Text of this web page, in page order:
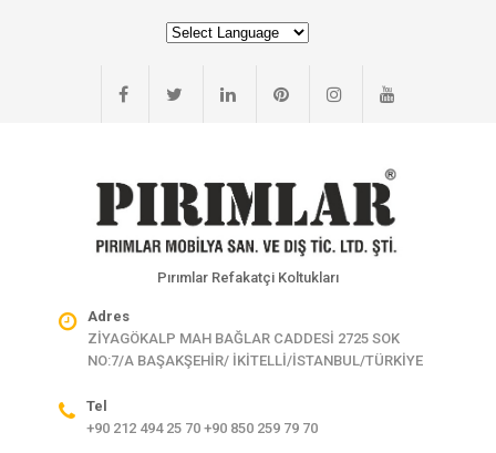
Pırımlar Refakatçi Koltukları
Adres
ZİYAGÖKALP MAH BAĞLAR CADDESİ 2725 SOK
NO:7/A BAŞAKŞEHİR/ İKİTELLİ/İSTANBUL/TÜRKİYE
Tel
+90 212 494 25 70 +90 850 259 79 70